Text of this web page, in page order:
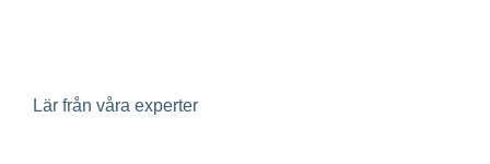
Lär från våra experter